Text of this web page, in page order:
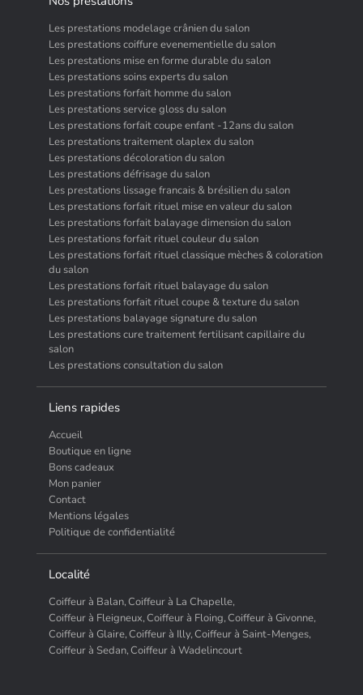
Les prestations modelage crânien du salon
Les prestations coiffure evenementielle du salon
Les prestations mise en forme durable du salon
Les prestations soins experts du salon
Les prestations forfait homme du salon
Les prestations service gloss du salon
Les prestations forfait coupe enfant -12ans du salon
Les prestations traitement olaplex du salon
Les prestations décoloration du salon
Les prestations défrisage du salon
Les prestations lissage francais & brésilien du salon
Les prestations forfait rituel mise en valeur du salon
Les prestations forfait balayage dimension du salon
Les prestations forfait rituel couleur du salon
Les prestations forfait rituel classique mèches & coloration
du salon
Les prestations forfait rituel balayage du salon
Les prestations forfait rituel coupe & texture du salon
Les prestations balayage signature du salon
Les prestations cure traitement fertilisant capillaire du
salon
Les prestations consultation du salon
Liens rapides
Accueil
Boutique en ligne
Bons cadeaux
Mon panier
Contact
Mentions légales
Politique de confidentialité
Localité
Coiffeur à Balan, Coiffeur à La Chapelle,
Coiffeur à Fleigneux, Coiffeur à Floing, Coiffeur à Givonne,
Coiffeur à Glaire, Coiffeur à Illy, Coiffeur à Saint-Menges,
Coiffeur à Sedan, Coiffeur à Wadelincourt